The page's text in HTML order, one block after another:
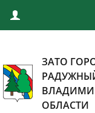
ЗАТО
ОБЛАСТИ